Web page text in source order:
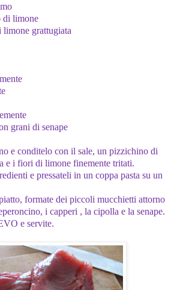
di limone
grattugiata
grani di senape
e conditelo con il sale, un pizzichino di
e i fiori di limone finemente tritati.
e pressateli in un coppa pasta su un
formate dei piccoli mucchietti attorno
i capperi , la cipolla e la senape.
e servite.